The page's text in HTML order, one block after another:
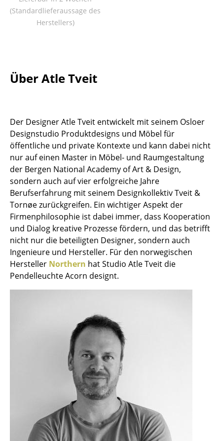
Tische
Couchtische
Sekretäre & PC-Tische
Konferenztische
Stehtische & Stehpulte
Kindertische
Gartentische
Servierwagen
Einzelteile
... alle Tische
Aufbewahren
Sideboards & Kommoden
Beistell- & Rollcontainer
Barmöbel
(Standardlieferaussage des
Herstellers)
Über Atle Tveit
Der Designer Atle Tveit entwickelt mit seinem Osloer
Designstudio Produktdesigns und Möbel für
öffentliche und private Kontexte und kann dabei nicht
nur auf einen Master in Möbel- und Raumgestaltung
der Bergen National Academy of Art & Design,
sondern auch auf vier erfolgreiche Jahre
Berufserfahrung mit seinem Designkollektiv Tveit &
Tornøe zurückgreifen. Ein wichtiger Aspekt der
Firmenphilosophie ist dabei immer, dass Kooperation
und Dialog kreative Prozesse fördern, und das betrifft
nicht nur die beteiligten Designer, sondern auch
Ingenieure und Hersteller. Für den norwegischen
Hersteller Northern hat Studio Atle Tveit die
Pendelleuchte Acorn designt.